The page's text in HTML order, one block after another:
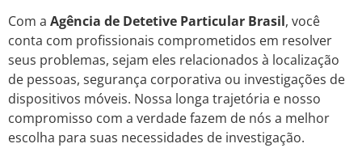
Com a Agência de Detetive Particular Brasil, você
conta com profissionais comprometidos em resolver
seus problemas, sejam eles relacionados à localização
de pessoas, segurança corporativa ou investigações de
dispositivos móveis. Nossa longa trajetória e nosso
compromisso com a verdade fazem de nós a melhor
escolha para suas necessidades de investigação.